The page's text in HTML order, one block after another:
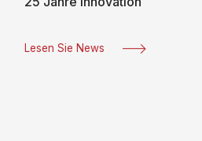
Lesen Sie News